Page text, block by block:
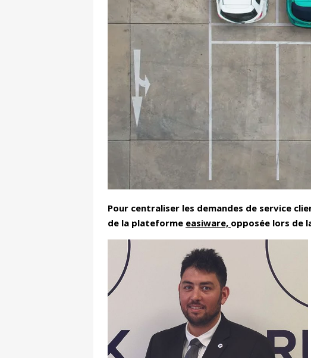
Pour centraliser les demandes de service
de la plateforme easiware, opposée lors de